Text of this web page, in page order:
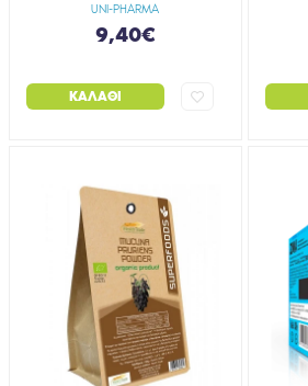
UNI-PHARMA
9,40€
ΚΑΛΆΘΙ